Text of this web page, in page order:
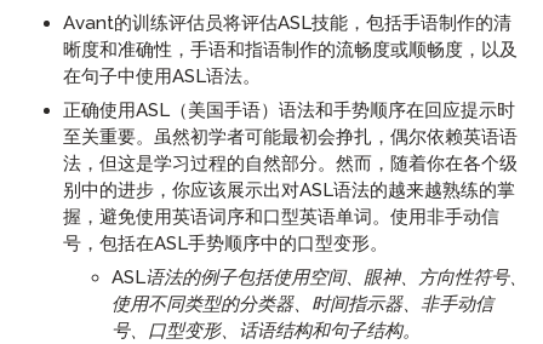
Avant的训练评估员将评估ASL技能，包括手语制作的清
晰度和准确性，手语和指语制作的流畅度或顺畅度，以及
在句子中使用ASL语法。
正确使用ASL（美国手语）语法和手势顺序在回应提示时
至关重要。虽然初学者可能最初会挣扎，偶尔依赖英语语
法，但这是学习过程的自然部分。然而，随着你在各个级
别中的进步，你应该展示出对ASL语法的越来越熟练的掌
握，避免使用英语词序和口型英语单词。使用非手动信
号，包括在ASL手势顺序中的口型变形。
ASL语法的例子包括使用空间、眼神、方向性符号、
使用不同类型的分类器、时间指示器、非手动信
号、口型变形、话语结构和句子结构。